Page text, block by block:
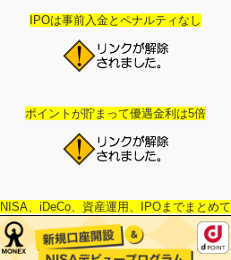
IPOは事前入金とペナルティなし
ポイントが貯まって優遇金利は5倍
NISA、iDeCo、資産運用、IPOまでまとめて